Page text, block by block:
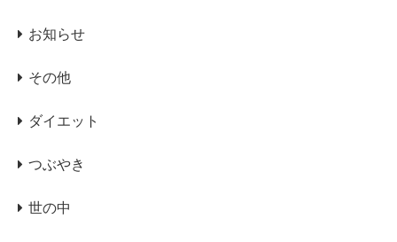
お知らせ
その他
ダイエット
つぶやき
世の中